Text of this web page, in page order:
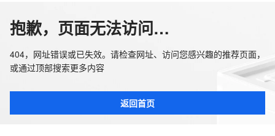
抱歉，页面无法访问…
404，网址错误或已失效。请检查网址、访问您感兴趣的推荐页面，
或通过顶部搜索更多内容
返回首页